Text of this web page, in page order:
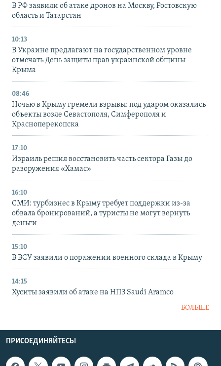
В РФ заявили об атаке дронов на Москву, Ростовскую
область и Татарстан
10:13
В Украине предлагают на государственном уровне
отмечать День защиты прав украинской общины
Крыма
08:46
Ночью в Крыму гремели взрывы: под ударом оказались
объекты возле Севастополя, Симферополя и
Красноперекопска
17:10
Израиль решил восстановить часть сектора Газы до
разоружения «Хамас»
16:10
СМИ: турбизнес в Крыму требует поддержки из-за
обвала бронирований, а туристы не могут вернуть
деньги
15:10
В ВСУ заявили о поражении военного склада в Крыму
14:15
Хуситы заявили об атаке на НПЗ Saudi Aramco
БОЛЬШЕ
ПРИСОЕДИНЯЙТЕСЬ!